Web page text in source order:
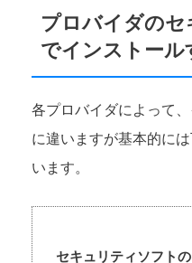
プロバイダのセ
でインストール
各プロバイダによって
に違いますが基本的に
います。
セキュリティソフト